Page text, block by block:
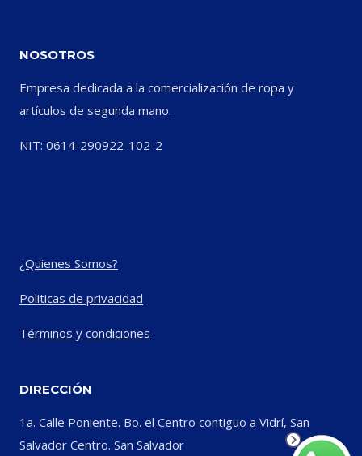
NOSOTROS
Empresa dedicada a la comercialización de ropa y
artículos de segunda mano.
NIT: 0614-290922-102-2
¿Quienes Somos?
Politicas de privacidad
Términos y condiciones
DIRECCIÓN
1a. Calle Poniente. Bo. el Centro contiguo a Vidrí, San
Salvador Centro. San Salvador